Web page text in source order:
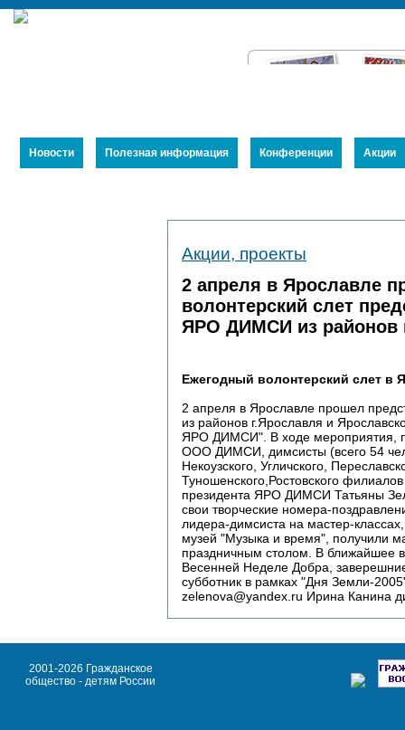
Новости Полезная информация Конференции Акции
Акции, проекты
2 апреля в Ярославле
волонтерский слет
ЯРО ДИМСИ из районов
Ежегодный волонтерский слет в
2 апреля в Ярославле прошел
из районов г.Ярославля и
ЯРО ДИМСИ". В ходе мероприятия,
ООО ДИМСИ, димсисты (всего 54
Некоузского, Угличского,
Туношенского,Ростовского
президента ЯРО ДИМСИ Татьяны
свои творческие номера-
лидера-димсиста на мастер-
музей "Музыка и время", получили
праздничным столом. В ближайшее
Весенней Неделе Добра,
субботник в рамках "Дня Земли-
zelenova@yandex.ru Ирина Канина
2001-2026 Гражданское
общество - детям России